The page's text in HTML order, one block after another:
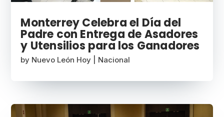
Monterrey Celebra el Día del
Padre con Entrega de Asadores
y Utensilios para los Ganadores
by Nuevo León Hoy Nacional